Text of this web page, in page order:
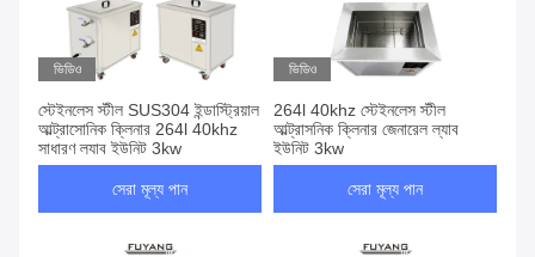
ভিডিও
স্টেইনলেস স্টীল SUS304 ইন্ডাস্ট্রিয়াল
আল্ট্রাসোনিক ক্লিনার 264l 40khz
সাধারণ ল্যাব ইউনিট 3kw
সেরা মূল্য পান
ভিডিও
264l 40khz স্টেইনলেস স্টীল
আল্ট্রাসনিক ক্লিনার জেনারেল ল্যাব
ইউনিট 3kw
সেরা মূল্য পান